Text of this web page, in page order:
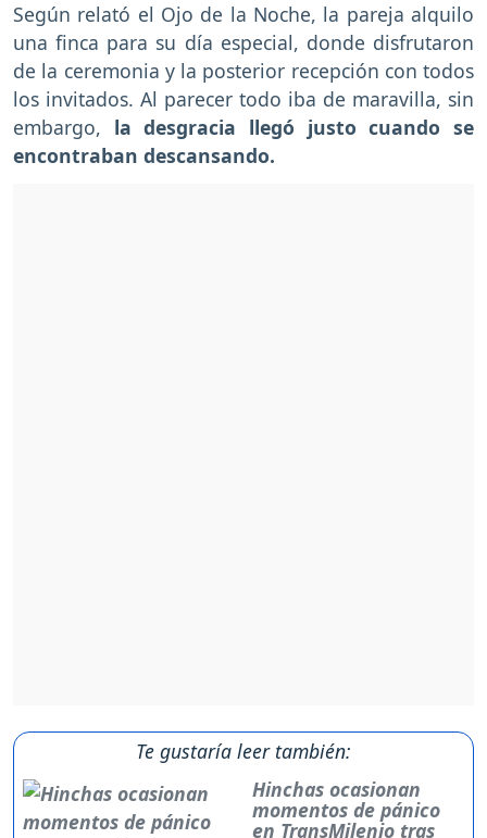
Según relató el Ojo de la Noche, la pareja alquilo
una finca para su día especial, donde disfrutaron
de la ceremonia y la posterior recepción con todos
los invitados. Al parecer todo iba de maravilla, sin
embargo, la desgracia llegó justo cuando se
encontraban descansando.
Te gustaría leer también:
Hinchas ocasionan
momentos de pánico
en TransMilenio tras